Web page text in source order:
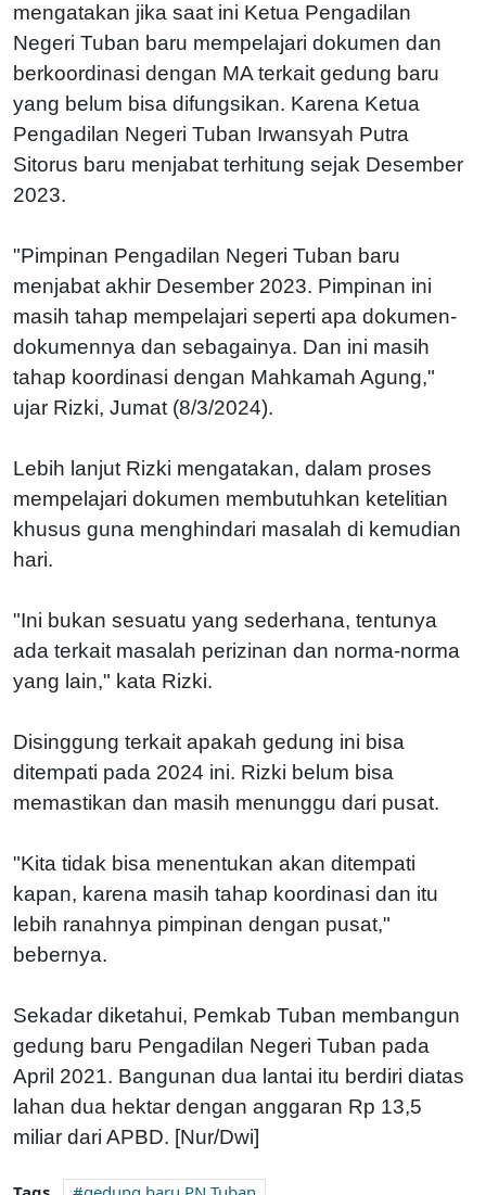
mengatakan jika saat ini Ketua Pengadilan
Negeri Tuban baru mempelajari dokumen dan
berkoordinasi dengan MA terkait gedung baru
yang belum bisa difungsikan. Karena Ketua
Pengadilan Negeri Tuban Irwansyah Putra
Sitorus baru menjabat terhitung sejak Desember
2023.
"Pimpinan Pengadilan Negeri Tuban baru
menjabat akhir Desember 2023. Pimpinan ini
masih tahap mempelajari seperti apa dokumen-
dokumennya dan sebagainya. Dan ini masih
tahap koordinasi dengan Mahkamah Agung,"
ujar Rizki, Jumat (8/3/2024).
Lebih lanjut Rizki mengatakan, dalam proses
mempelajari dokumen membutuhkan ketelitian
khusus guna menghindari masalah di kemudian
hari.
"Ini bukan sesuatu yang sederhana, tentunya
ada terkait masalah perizinan dan norma-norma
yang lain," kata Rizki.
Disinggung terkait apakah gedung ini bisa
ditempati pada 2024 ini. Rizki belum bisa
memastikan dan masih menunggu dari pusat.
"Kita tidak bisa menentukan akan ditempati
kapan, karena masih tahap koordinasi dan itu
lebih ranahnya pimpinan dengan pusat,"
bebernya.
Sekadar diketahui, Pemkab Tuban membangun
gedung baru Pengadilan Negeri Tuban pada
April 2021. Bangunan dua lantai itu berdiri diatas
lahan dua hektar dengan anggaran Rp 13,5
miliar dari APBD. [Nur/Dwi]